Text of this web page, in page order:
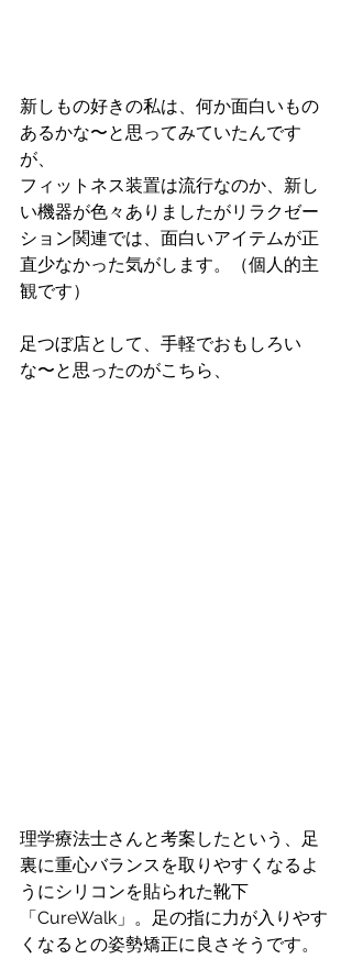
新しもの好きの私は、何か面白いもの
あるかな〜と思ってみていたんです
が、
フィットネス装置は流行なのか、新し
い機器が色々ありましたがリラクゼー
ション関連では、面白いアイテムが正
直少なかった気がします。（個人的主
観です）
足つぼ店として、手軽でおもしろい
な〜と思ったのがこちら、
理学療法士さんと考案したという、足
裏に重心バランスを取りやすくなるよ
うにシリコンを貼られた靴下
「CureWalk」。足の指に力が入りやす
くなるとの姿勢矯正に良さそうです。